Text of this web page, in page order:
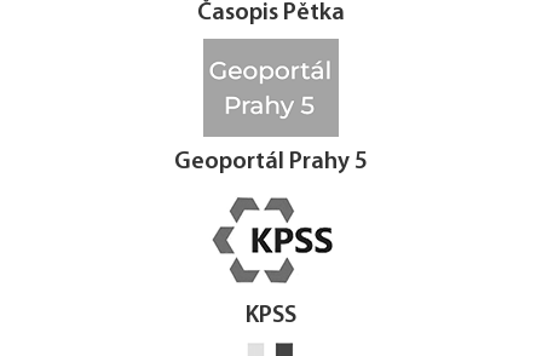
Časopis Pětka
Geoportál Prahy 5
KPSS